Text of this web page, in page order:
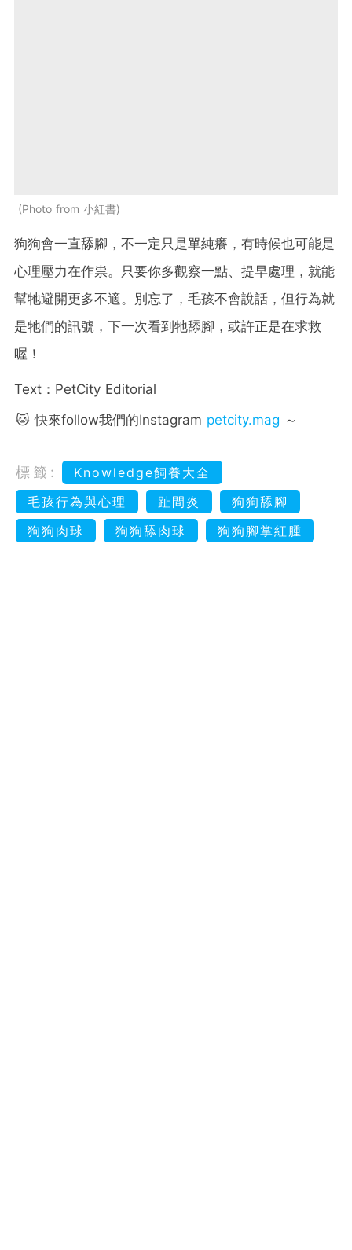
Photo from 小紅書
狗狗會一直舔腳，不一定只是單純癢，有時候也可能是
心理壓力在作祟。只要你多觀察一點、提早處理，就能
幫牠避開更多不適。別忘了，毛孩不會說話，但行為就
是牠們的訊號，下一次看到牠舔腳，或許正是在求救
喔！
Text：PetCity Editorial
🐱 快來follow我們的Instagram petcity.mag ～
標籤:
Knowledge飼養大全
毛孩行為與心理
趾間炎
狗狗舔腳
狗狗肉球
狗狗舔肉球 狗狗腳掌紅腫